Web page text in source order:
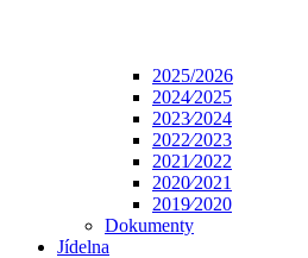
2025/2026
2024⁄2025
2023⁄2024
2022⁄2023
2021⁄2022
2020⁄2021
2019⁄2020
Dokumenty
Jídelna